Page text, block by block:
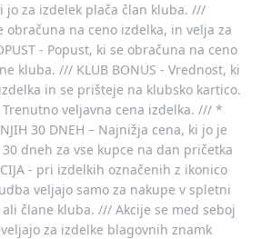
jo za izdelek plača član kluba. ///
obračuna na ceno izdelka, in velja za
- Popust, ki se obračuna na ceno
kluba. /// KLUB BONUS - Vrednost, ki
in se prišteje na klubsko kartico.
Trenutno veljavna cena izdelka. /// *
30 DNEH – Najnižja cena, ki jo je
dneh za vse kupce na dan pričetka
- pri izdelkih označenih z ikonico
veljajo samo za nakupe v spletni
člane kluba. /// Akcije se med seboj
za izdelke blagovnih znamk